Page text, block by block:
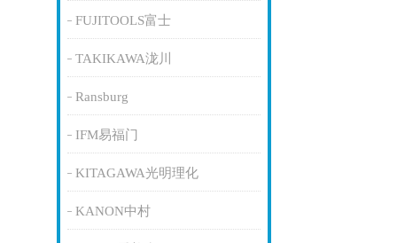
FUJITOOLS富士
TAKIKAWA泷川
Ransburg
IFM易福门
KITAGAWA光明理化
KANON中村